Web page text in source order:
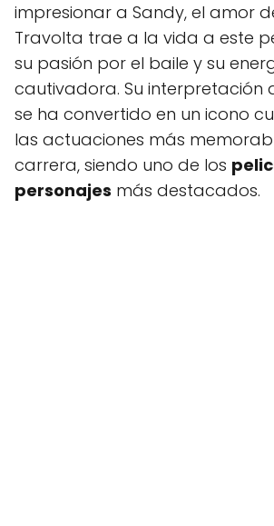
impresionar a Sandy, el amor
Travolta trae a la vida a este
su pasión por el baile y su
cautivadora. Su interpretación
se ha convertido en un icono
las actuaciones más
carrera, siendo uno de los
personajes más destacados.